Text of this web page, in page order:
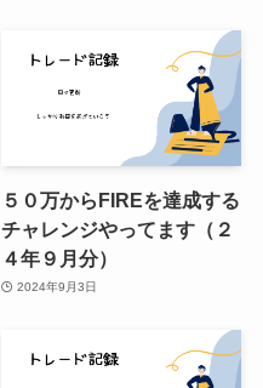
５０万からFIREを達成する
チャレンジやってます（２
４年９月分）
2024年9月3日